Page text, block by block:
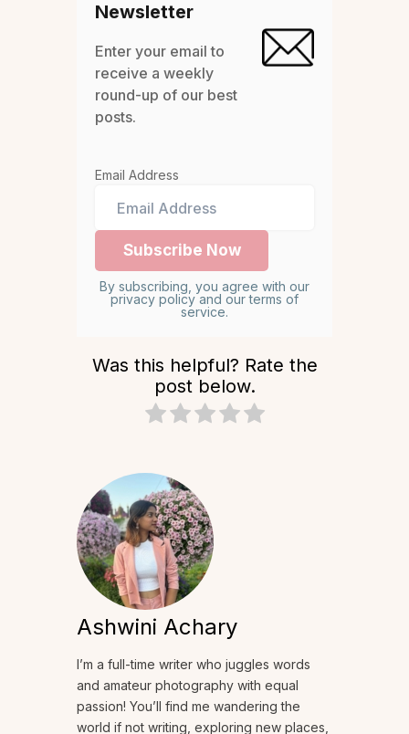
Newsletter
Enter your email to
receive a weekly
round-up of our best
posts.
Email Address
By subscribing, you agree with our
privacy policy and our terms of
service.
Was this helpful? Rate the
post below.
Ashwini Achary
I’m a full-time writer who juggles words
and amateur photography with equal
passion! You’ll find me wandering the
world if not writing, exploring new places,